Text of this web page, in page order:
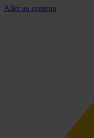
Aller au contenu